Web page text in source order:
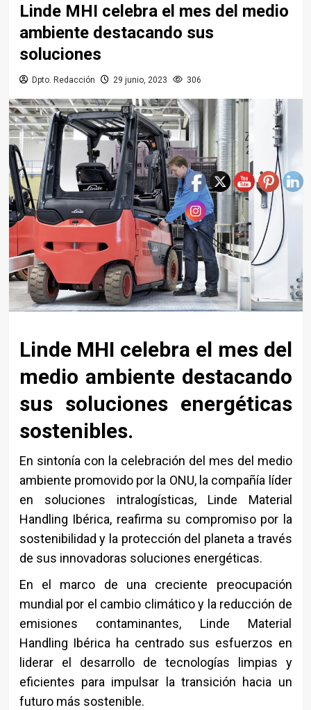
Linde MHI celebra el mes del medio
ambiente destacando sus
soluciones
Dpto. Redacción 29 junio, 2023 306
Linde MHI celebra el mes del
medio ambiente destacando
sus soluciones energéticas
sostenibles.
En sintonía con la celebración del mes del medio
ambiente promovido por la ONU, la compañía líder
en soluciones intralogísticas, Linde Material
Handling Ibérica, reafirma su compromiso por la
sostenibilidad y la protección del planeta a través
de sus innovadoras soluciones energéticas.
En el marco de una creciente preocupación
mundial por el cambio climático y la reducción de
emisiones contaminantes, Linde Material
Handling Ibérica ha centrado sus esfuerzos en
liderar el desarrollo de tecnologías limpias y
eficientes para impulsar la transición hacia un
futuro más sostenible.